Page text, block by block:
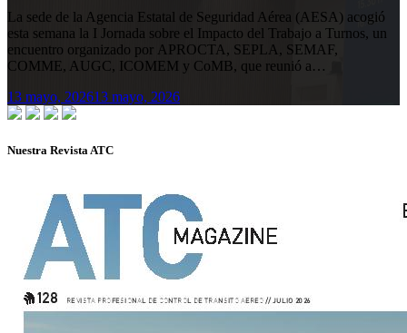
La sede de la Agencia Estatal de Seguridad Aérea (AESA) acogió
esta semana la I Jornada sobre el Impacto del Trabajo a Turnos, un
encuentro organizado por APROCTA, SEPLA, SEMAF,
COMME, AUGC, ICOMEM y CoMB, que reunió a…
13 mayo, 202613 mayo, 2026
Nuestra Revista ATC